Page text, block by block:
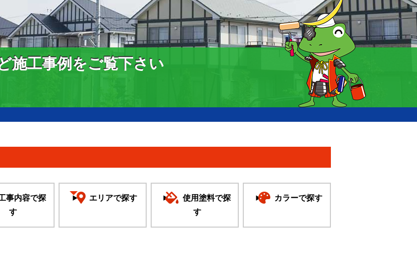
施工事例をご覧下さい
事内容で探
す
エリアで探す
使用塗料で探
す
カラーで探す